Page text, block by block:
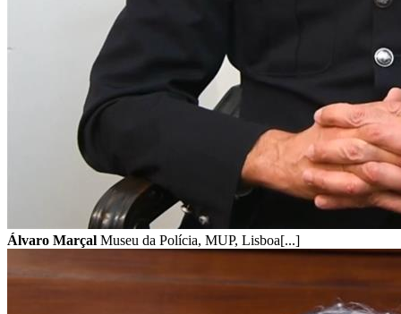
Álvaro Marçal Museu da Polícia, MUP, Lisboa[...]